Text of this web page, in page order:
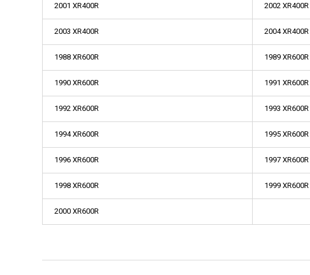
2001 XR400R 2002 XR400R
2003 XR400R 2004 XR400R
1988 XR600R 1989 XR600R
1990 XR600R 1991 XR600R
1992 XR600R 1993 XR600R
1994 XR600R 1995 XR600R
1996 XR600R 1997 XR600R
1998 XR600R 1999 XR600R
2000 XR600R